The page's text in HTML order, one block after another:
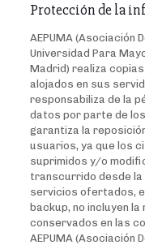
Protección de la
AEPUMA (Asociación
Universidad Para
Madrid) realiza
alojados en sus
responsabiliza de la
datos por parte de
garantiza la
usuarios, ya que los
suprimidos y/o
transcurrido desde la
servicios ofertados,
backup, no incluyen
conservados en las
AEPUMA (Asociación